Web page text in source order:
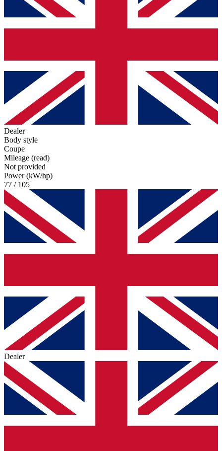
Dealer
Body style
Coupe
Mileage (read)
Not provided
Power (kW/hp)
77 / 105
Dealer